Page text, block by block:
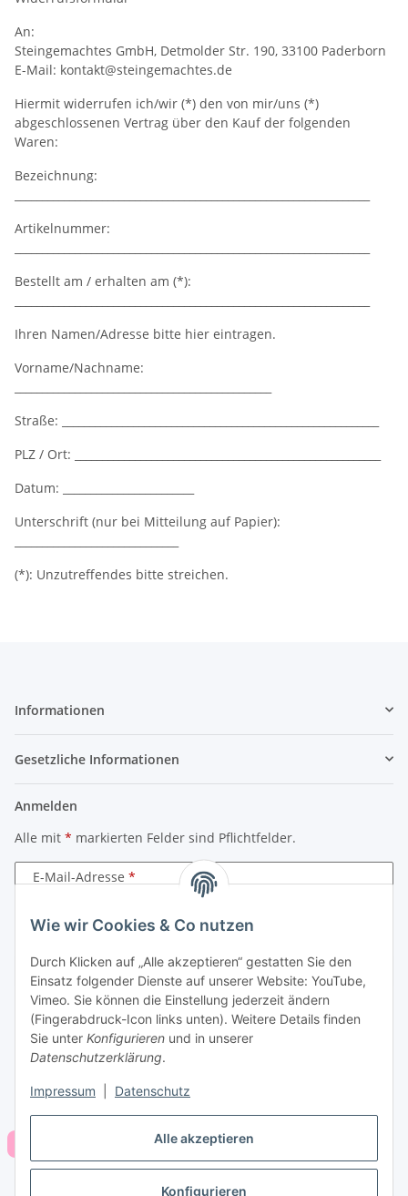
Alle akzeptieren
Konfigurieren
Wie wir Cookies & Co nutzen
Durch Klicken auf „Alle akzeptieren“ gestatten Sie den
Einsatz folgender Dienste auf unserer Website: YouTube,
Vimeo. Sie können die Einstellung jederzeit ändern
(Fingerabdruck-Icon links unten). Weitere Details finden
Sie unter Konfigurieren und in unserer
Datenschutzerklärung.
Impressum Datenschutz
An:
Steingemachtes GmbH, Detmolder Str. 190, 33100 Paderborn
E-Mail: kontakt@steingemachtes.de
Hiermit widerrufen ich/wir (*) den von mir/uns (*)
abgeschlossenen Vertrag über den Kauf der folgenden
Waren:
Bezeichnung:
Artikelnummer:
Bestellt am / erhalten am (*):
Ihren Namen/Adresse bitte hier eintragen.
Vorname/Nachname:
Straße: __________________________________________________________
PLZ / Ort: ________________________________________________________
Datum: ________________________
Unterschrift (nur bei Mitteilung auf Papier):
(*): Unzutreffendes bitte streichen.
Informationen
Gesetzliche Informationen
Anmelden
Alle mit * markierten Felder sind Pflichtfelder.
E-Mail-Adresse
Passwort
Anmelden
Passwort vergessen
Neu hier?Jetzt registrieren!